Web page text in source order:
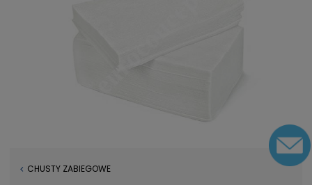
CHUSTY ZABIEGOWE